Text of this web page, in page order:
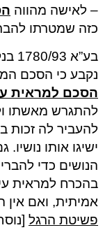
– לאישה מהווה
כזה שמטרתו
נקבע כי הסכם
הסכם למראית
להתגרש מאשתו
להעביר לה זכות
ישיגו אותו
הנושים כדי
בהכרח למראית
אמיתית, ואם אין
פשיטת הרגל